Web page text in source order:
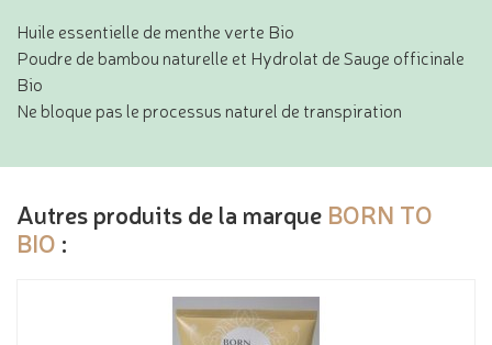
Huile essentielle de menthe verte Bio
Poudre de bambou naturelle et Hydrolat de Sauge officinale
Bio
Ne bloque pas le processus naturel de transpiration
Autres produits de la marque BORN TO
BIO :